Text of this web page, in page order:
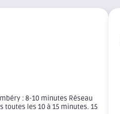
: 8-10 minutes Réseau
toutes les 10 à 15 minutes. 15